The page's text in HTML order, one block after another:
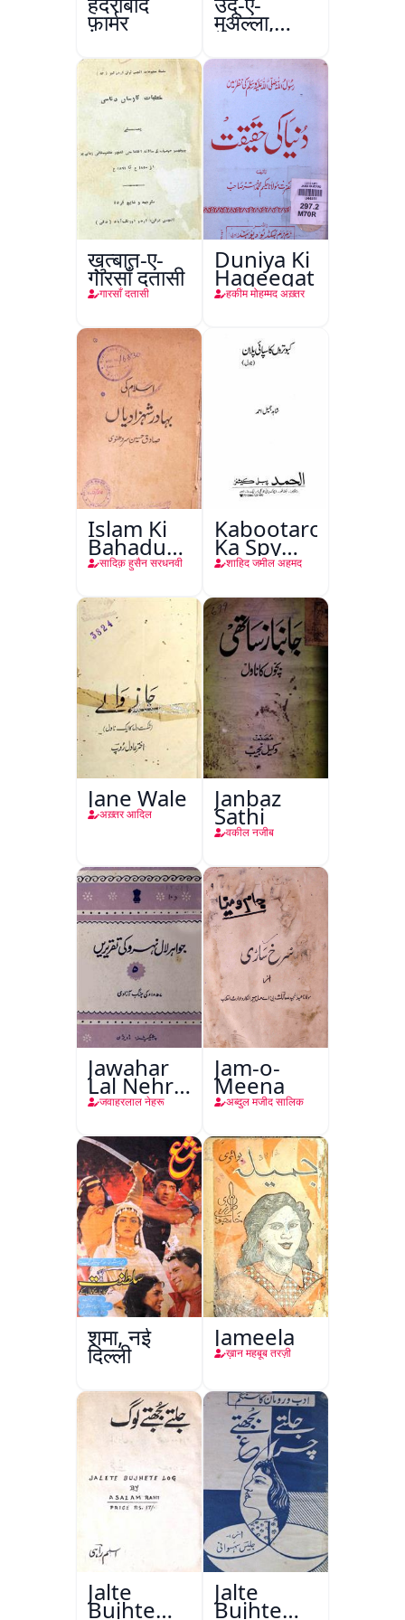
फ़ार्मर मुअल्ला,
कानपुर
ख़ुत्बात-ए-
गारसाँ दतासी
गारसाँ दतासी
Duniya Ki
Haqeeqat
हकीम मोहम्मद अख़्तर
Islam Ki
Bahadur
Shahzadiyan
सादिक़ हुसैन सरधनवी
Kabootaron
Ka Spy
Plan
शाहिद जमील अहमद
Jane Wale
अख़्तर आदिल
Janbaz
Sathi
वकील नजीब
Jawahar
Lal Nehru
Ki
(Jang-e-
Azadi)
जवाहरलाल नेहरू
Jam-o-
Meena
अब्दुल मजीद सालिक
शमा, नई
दिल्ली
Jameela
ख़ान महबूब तरज़ी
Jalte
Bujhte
Jalte
Bujhte